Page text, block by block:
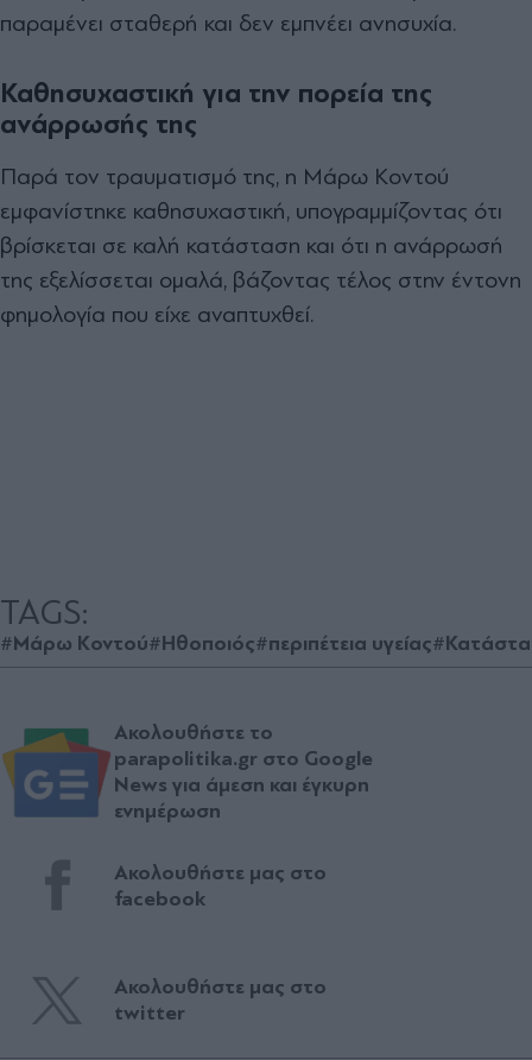
παραμένει σταθερή και δεν εμπνέει ανησυχία.
Καθησυχαστική για την πορεία της
ανάρρωσής της
Παρά τον τραυματισμό της, η Μάρω Κοντού
εμφανίστηκε καθησυχαστική, υπογραμμίζοντας ότι
βρίσκεται σε καλή κατάσταση και ότι η ανάρρωσή
της εξελίσσεται ομαλά, βάζοντας τέλος στην έντονη
φημολογία που είχε αναπτυχθεί.
TAGS:
#Μάρω Κοντού#Ηθοποιός#περιπέτεια υγείας
Ακολουθήστε το
parapolitika.gr στο Google
News για άμεση και έγκυρη
ενημέρωση
Ακολουθήστε μας στο
facebook
Ακολουθήστε μας στο
twitter